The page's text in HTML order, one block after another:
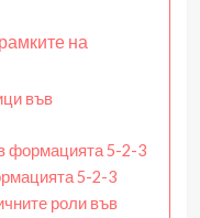
на
във
формацията 5-2-3
5-2-3
роли във